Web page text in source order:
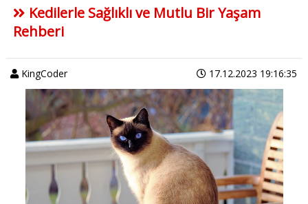
Kedilerle Sağlıklı ve Mutlu Bir Yaşam
Rehberi
KingCoder 17.12.2023 19:16:35